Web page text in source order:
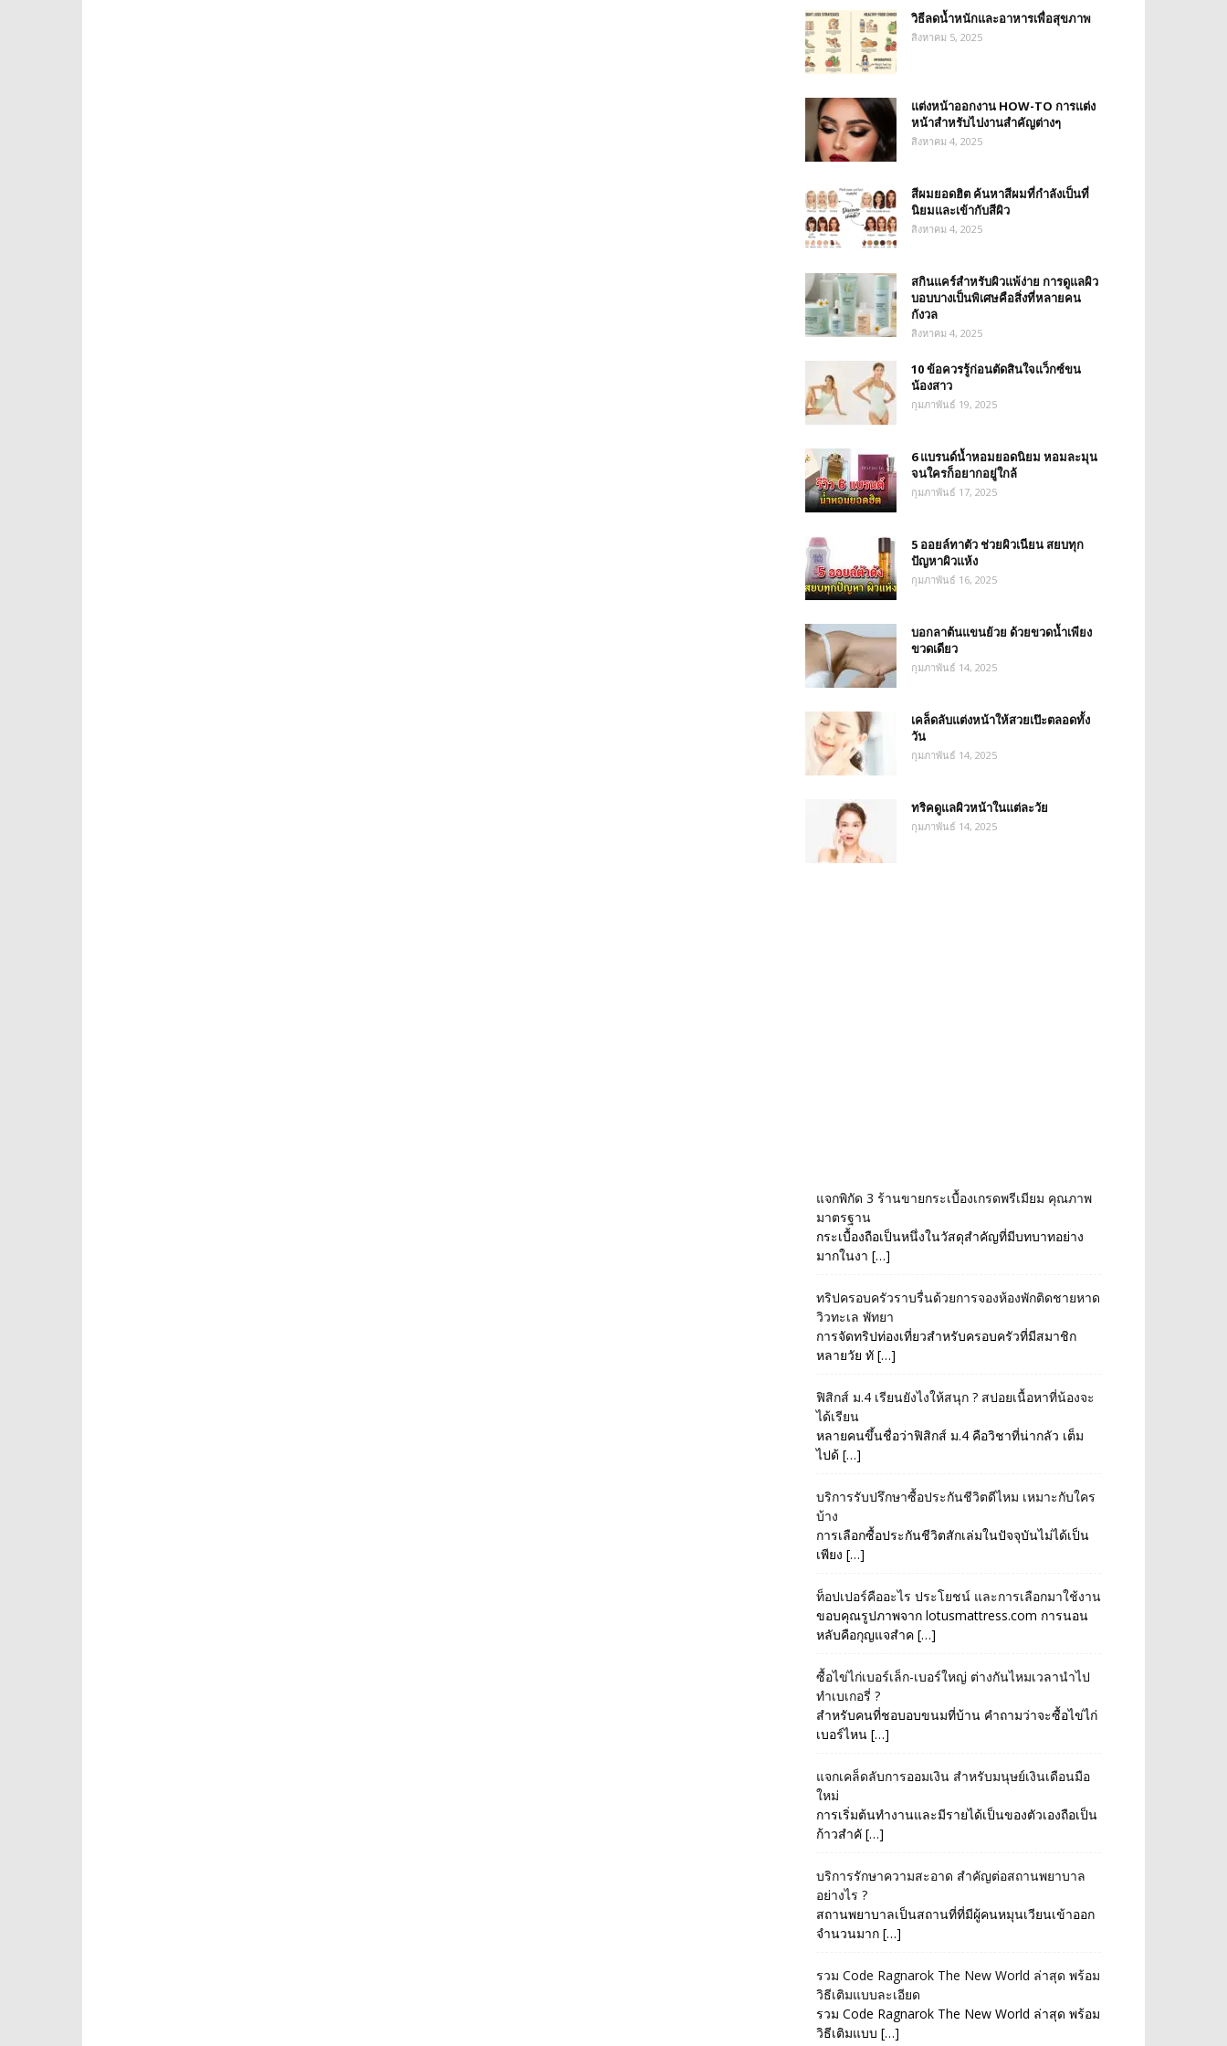
วิธีลดน้ำหนักและอาหารเพื่อสุขภาพ
สิงหาคม 5, 2025
แต่งหน้าออกงาน HOW-TO การแต่ง
หน้าสำหรับไปงานสำคัญต่างๆ
สิงหาคม 4, 2025
สีผมยอดฮิต ค้นหาสีผมที่กำลังเป็นที่
นิยมและเข้ากับสีผิว
สิงหาคม 4, 2025
สกินแคร์สำหรับผิวแพ้ง่าย การดูแลผิว
บอบบางเป็นพิเศษคือสิ่งที่หลายคน
กังวล
สิงหาคม 4, 2025
10 ข้อควรรู้ก่อนตัดสินใจแว็กซ์ขน
น้องสาว
กุมภาพันธ์ 19, 2025
6 แบรนด์น้ำหอมยอดนิยม หอมละมุน
จนใครก็อยากอยู่ใกล้
กุมภาพันธ์ 17, 2025
5 ออยล์ทาตัว ช่วยผิวเนียน สยบทุก
ปัญหาผิวแห้ง
กุมภาพันธ์ 16, 2025
บอกลาต้นแขนย้วย ด้วยขวดน้ำเพียง
ขวดเดียว
กุมภาพันธ์ 14, 2025
เคล็ดลับแต่งหน้าให้สวยเป๊ะตลอดทั้ง
วัน
กุมภาพันธ์ 14, 2025
ทริคดูแลผิวหน้าในแต่ละวัย
กุมภาพันธ์ 14, 2025
แจกพิกัด 3 ร้านขายกระเบื้องเกรดพรีเมียม คุณภาพ
มาตรฐาน
กระเบื้องถือเป็นหนึ่งในวัสดุสำคัญที่มีบทบาทอย่าง
มากในงา […]
ทริปครอบครัวราบรื่นด้วยการจองห้องพักติดชายหาด
วิวทะเล พัทยา
การจัดทริปท่องเที่ยวสำหรับครอบครัวที่มีสมาชิก
หลายวัย ทั […]
ฟิสิกส์ ม.4 เรียนยังไงให้สนุก ? สปอยเนื้อหาที่น้องจะ
ได้เรียน
หลายคนขึ้นชื่อว่าฟิสิกส์ ม.4 คือวิชาที่น่ากลัว เต็ม
ไปด้ […]
บริการรับปรึกษาซื้อประกันชีวิตดีไหม เหมาะกับใคร
บ้าง
การเลือกซื้อประกันชีวิตสักเล่มในปัจจุบันไม่ได้เป็น
เพียง […]
ท็อปเปอร์คืออะไร ประโยชน์ และการเลือกมาใช้งาน
ขอบคุณรูปภาพจาก lotusmattress.com การนอน
หลับคือกุญแจสำค […]
ซื้อไข่ไก่เบอร์เล็ก-เบอร์ใหญ่ ต่างกันไหมเวลานำไป
ทำเบเกอรี่ ?
สำหรับคนที่ชอบอบขนมที่บ้าน คำถามว่าจะซื้อไข่ไก่
เบอร์ไหน […]
แจกเคล็ดลับการออมเงิน สำหรับมนุษย์เงินเดือนมือ
ใหม่
การเริ่มต้นทำงานและมีรายได้เป็นของตัวเองถือเป็น
ก้าวสำคั […]
บริการรักษาความสะอาด สำคัญต่อสถานพยาบาล
อย่างไร ?
สถานพยาบาลเป็นสถานที่ที่มีผู้คนหมุนเวียนเข้าออก
จำนวนมาก […]
รวม Code Ragnarok The New World ล่าสุด พร้อม
วิธีเติมแบบละเอียด
รวม Code Ragnarok The New World ล่าสุด พร้อม
วิธีเติมแบบ […]